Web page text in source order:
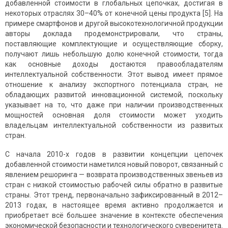
добавленной стоимости в глобальных цепочках, достигая в
некоторых отраслях 30–40% от конечной цены продукта [5]. На
примере смартфонов и другой высокотехнологичной продукции
авторы доклада продемонстрировали, что страны,
поставляющие комплектующие и осуществляющие сборку,
получают лишь небольшую долю конечной стоимости, тогда
как основные доходы достаются правообладателям
интеллектуальной собственности. Этот вывод имеет прямое
отношение к анализу экспортного потенциала стран, не
обладающих развитой инновационной системой, поскольку
указывает на то, что даже при наличии производственных
мощностей основная доля стоимости может уходить
владельцам интеллектуальной собственности из развитых
стран.
С начала 2010-х годов в развитии концепции цепочек
добавленной стоимости наметился новый поворот, связанный с
явлением решоринга — возврата производственных звеньев из
стран с низкой стоимостью рабочей силы обратно в развитые
страны. Этот тренд, первоначально зафиксированный в 2012–
2013 годах, в настоящее время активно продолжается и
приобретает всё большее значение в контексте обеспечения
экономической безопасности и технологического суверенитета.